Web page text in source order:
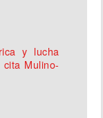
y lucha
Mulino-